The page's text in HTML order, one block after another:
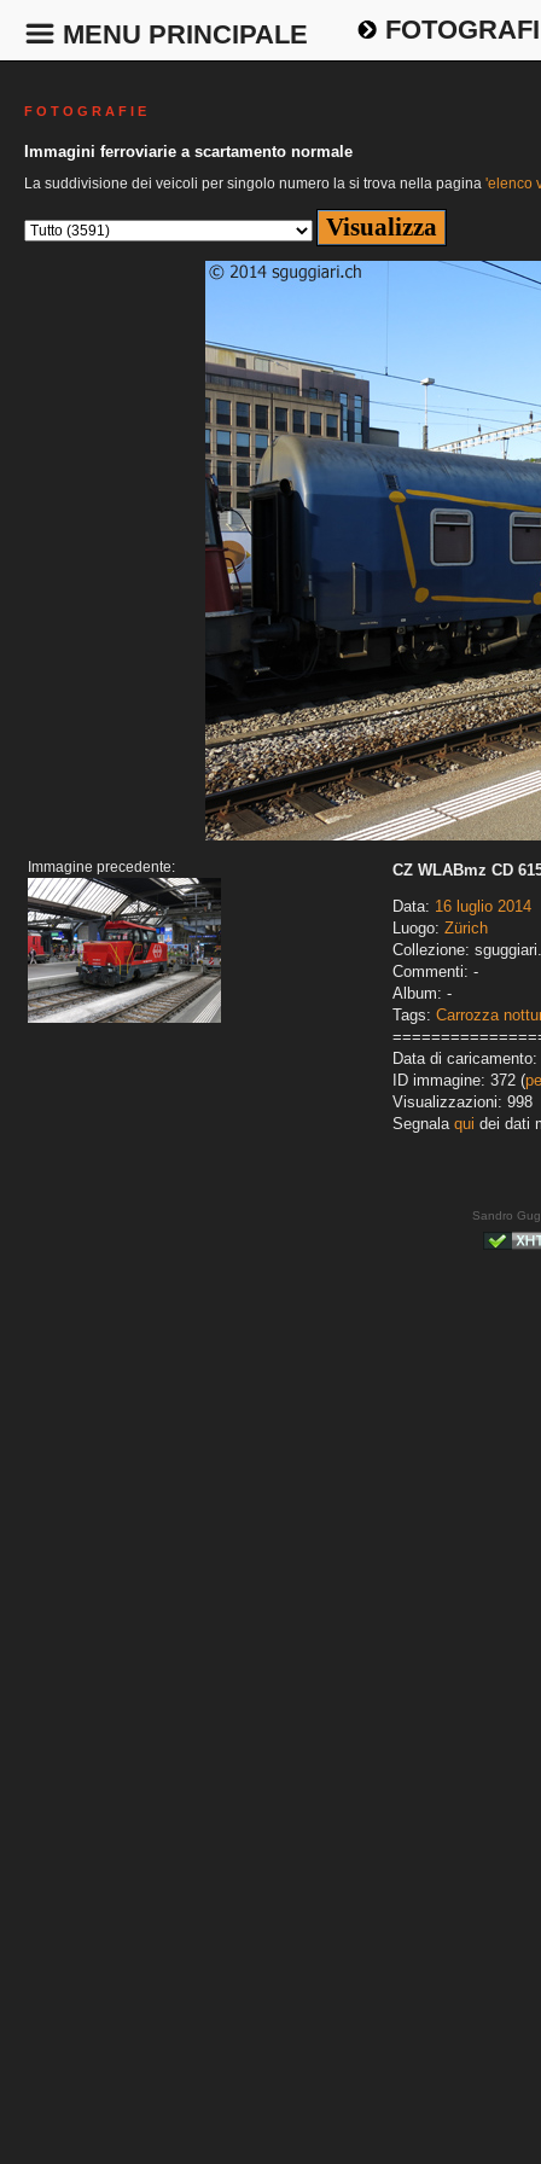
MENU PRINCIPALE
F O T O G R A F I E
Immagini ferroviarie a scartamento normale
La suddivisione dei veicoli per singolo numero la si trova nella pagina 'elenco
Immagine precedente:
CZ WLABmz CD
Data: 16 luglio 2014
Luogo: Zürich
Collezione:
Commenti: -
Album: -
Tags: Carrozza
Data di caricamento:
ID immagine: 372 (
Visualizzazioni: 998
Segnala qui dei dati
Sandro